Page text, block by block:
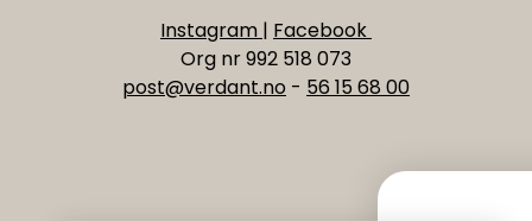
Instagram | Facebook
Org nr 992 518 073
post@verdant.no - 56 15 68 00